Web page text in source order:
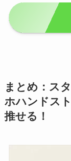
まとめ：ス
ホハンドス
推せる！